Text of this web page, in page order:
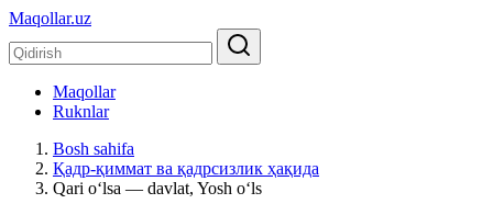
Maqollar.uz
Maqollar
Ruknlar
Bosh sahifa
Қадр-қиммат ва қадрсизлик ҳақида
Qari o‘lsa — davlat, Yosh o‘ls